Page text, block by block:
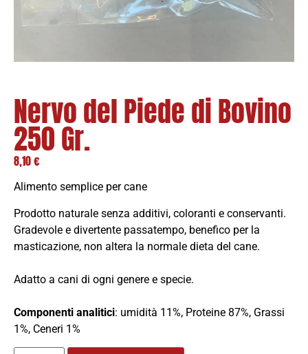
Nervo del Piede di Bovino
250 Gr.
8,10€
Alimento semplice per cane
Prodotto naturale senza additivi, coloranti e conservanti.
Gradevole e divertente passatempo, benefico per la
masticazione, non altera la normale dieta del cane.
Adatto a cani di ogni genere e specie.
Componenti analitici: umidità 11%, Proteine 87%, Grassi
1%, Ceneri 1%